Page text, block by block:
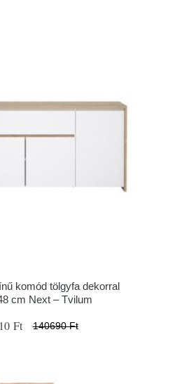
komód tölgyfa dekorral
cm Next – Tvilum
Ft 140690 Ft